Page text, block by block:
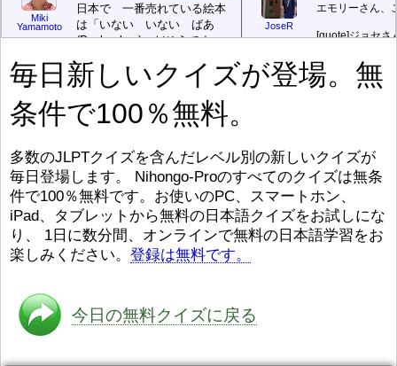
Miki
Yamamoto
日本で 一番売れている絵本
は「いない いない ばあ
(Peek-a-boo)」だそうです。
す。どちらも 1967年に 出
版（しゅっぱん）されまし
た。[/font][/color][/size]絵本はロ
ングセラーがおおいですか
り ありません。「絵本作家
（えほんさっか picture book
author) に なるのは とて
も むずかしいそうです。よ
かったら、このYouTubeを見
てくださいね。 [/font][/color]
[/size]
https://www.youtube.com/watch?
v=psCoMkMOQlY[/color]
JoseR
エモリーさん、
[quote]ジョセさ
まあ、仕事（し
（す）きです
る会社（かいし
と）めています
ん）はあります
び）が慌（あわ
ストレスが溜（
です。結局（け
ログラミングが
毎日新しいクイズが登場。無
条件で100％無料。
多数のJLPTクイズを含んだレベル別の新しいクイズが
毎日登場します。 Nihongo-Proのすべてのクイズは無条
件で100％無料です。お使いのPC、スマートホン、
iPad、タブレットから無料の日本語クイズをお試しにな
り、 1日に数分間、オンラインで無料の日本語学習をお
楽しみください。 登録は無料です。
今日の無料クイズに戻る